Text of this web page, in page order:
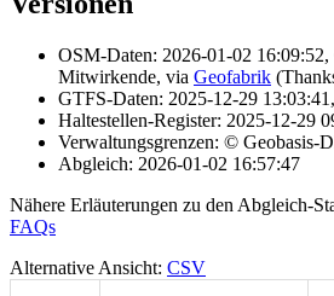
OSM-Daten: 2026-01-02
Mitwirkende, via Geofabrik
GTFS-Daten: 2025-12-29
Haltestellen-Register: 2025-12-29
Verwaltungsgrenzen: © Geobasis-
Abgleich: 2026-01-02 16:57:47
Nähere Erläuterungen zu den Abgleich-
FAQs
Alternative Ansicht: CSV